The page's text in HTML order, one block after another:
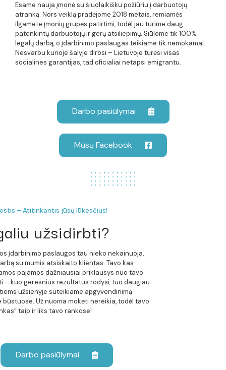
Esame nauja įmonė su šiuolaikišku požiūriu į darbuotojų
atranką. Nors veiklą pradėjome 2018 metais, remiamės
ilgamete įmonių grupės patirtimi, todėl jau turime daug
patenkintų darbuotojų ir gerų atsiliepimų. Siūlome tik 100%
legalų darbą, o įdarbinimo paslaugas teikiame tik nemokamai.
Nesvarbu kurioje šalyje dirbsi – Lietuvoje turėsi visas
socialines garantijas, tad oficialiai netapsi emigrantu.
Darbo pasiūlymai
Mūsų Facebook
– Atitinkantis jūsų lūkesčius!
užsidirbti?
įdarbinimo paslaugos tau nieko nekainuoja,
su mumis atsiskaito klientas. Tavo kas
pajamos dažniausiai priklausys nuo tavo
– kuo geresnius rezultatus rodysi, tuo daugiau
užsienyje suteikiame apgyvendinimą
būstuose. Už nuoma mokėti nereikia, todėl tavo
taip ir liks tavo rankose!
Darbo pasiūlymai